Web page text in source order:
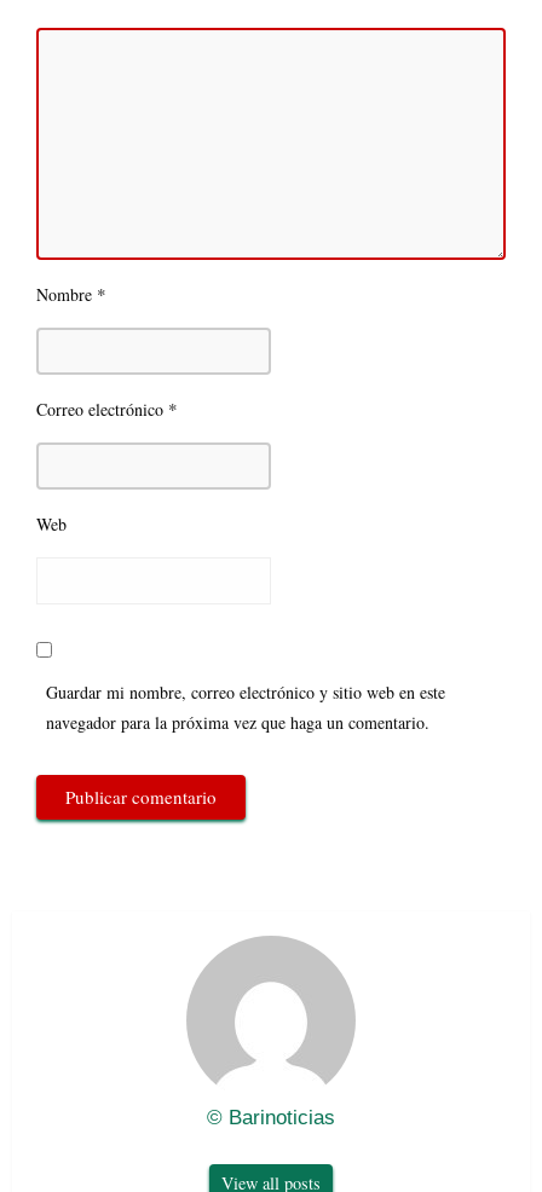
Nombre *
Correo electrónico *
Web
Guardar mi nombre, correo electrónico y sitio web en este
navegador para la próxima vez que haga un comentario.
© Barinoticias
View all posts